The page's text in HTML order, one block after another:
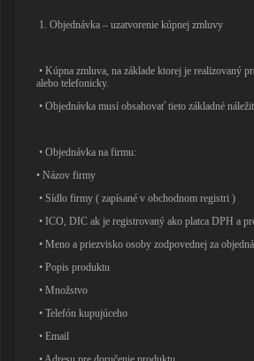
1. Objednávka – uzatvorenie kúpnej zmluvy
• Kúpna zmluva, na základe ktorej je realizovaný
alebo telefonicky.
• Objednávka musí obsahovať tieto základné
• Objednávka na firmu:
• Názov firmy
• Sídlo firmy ( zapísané v obchodnom registri )
• ICO, DIC ak je registrovaný ako platca DPH a
• Meno a priezvisko osoby zodpovednej za
• Popis produktu
• Množstvo
• Telefón kupujúceho
• Email